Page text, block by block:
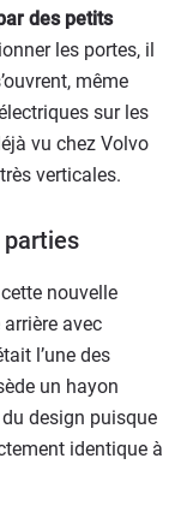
des petits
les portes, il
même
sur les
vu chez Volvo
verticales.
parties
nouvelle
avec
l’une des
un hayon
design puisque
identique à